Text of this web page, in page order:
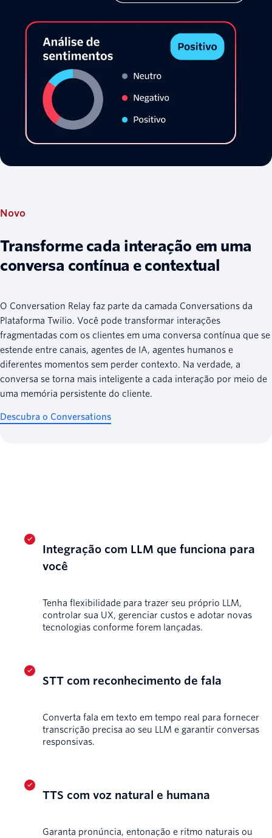
Novo
Transforme cada interação em uma
conversa contínua e contextual
O Conversation Relay faz parte da camada Conversations da
Plataforma Twilio. Você pode transformar interações
fragmentadas com os clientes em uma conversa contínua que se
estende entre canais, agentes de IA, agentes humanos e
diferentes momentos sem perder contexto. Na verdade, a
conversa se torna mais inteligente a cada interação por meio de
uma memória persistente do cliente.
Descubra o Conversations
Integração com LLM que funciona para
você
Tenha flexibilidade para trazer seu próprio LLM,
controlar sua UX, gerenciar custos e adotar novas
tecnologias conforme forem lançadas.
STT com reconhecimento de fala
Converta fala em texto em tempo real para fornecer
transcrição precisa ao seu LLM e garantir conversas
responsivas.
TTS com voz natural e humana
Garanta pronúncia, entonação e ritmo naturais ou